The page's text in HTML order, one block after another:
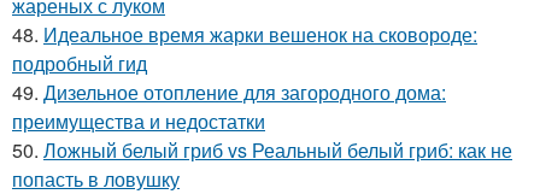
48. Идеальное время жарки вешенок на сковороде:
подробный гид
49. Дизельное отопление для загородного дома:
преимущества и недостатки
50. Ложный белый гриб vs Реальный белый гриб: как не
попасть в ловушку